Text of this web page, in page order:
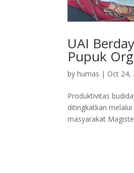
UAI
Pupuk
byhumas | Oct 24,
Produktivitas
ditingkatkan
masyarakat